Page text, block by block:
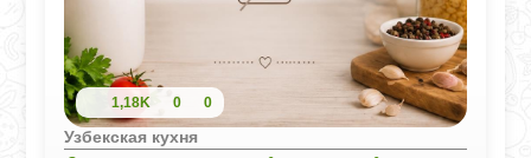
1,18K 0 0
Узбекская кухня